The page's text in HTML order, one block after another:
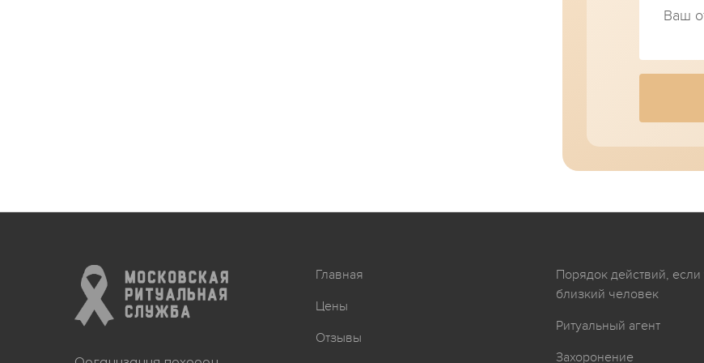
Главная
Цены
Отзывы
Порядок действий,
близкий человек
Ритуальный агент
Захоронение